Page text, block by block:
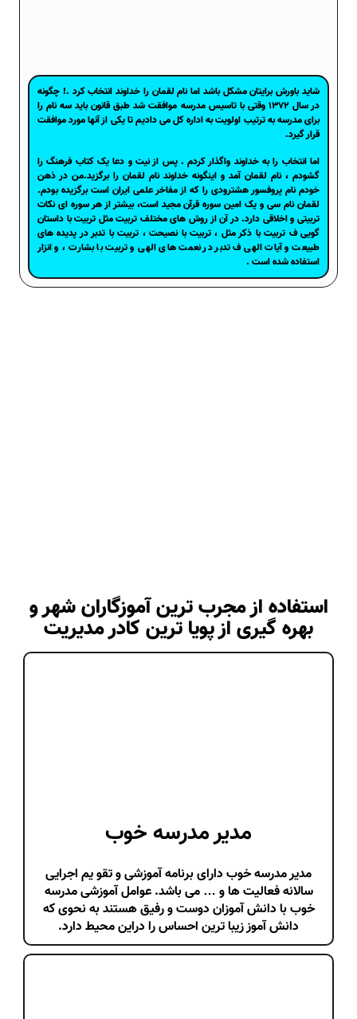
شاید باورش برایتان مشکل باشد اما نام لقمان را خداوند انتخاب کرد .! چگونه
در سال 1372 وقتی با تاسیس مدرسه موافقت شد طبق قانون باید سه نام را
برای مدرسه به ترتیب اولویت به اداره کل می دادیم تا یکی از آنها مورد موافقت
قرار گیرد.
اما انتخاب را به خداوند واگذار کردم . پس از نیت و دعا یک کتاب فرهنگ را
گشودم ، نام لقمان آمد و اینگونه خداوند نام لقمان را برگزید.من در ذهن
خودم نام پروفسور هشترودی را که از مفاخر علمی ایران است برگزیده بودم.
لقمان نام سی و یک امین سوره قرآن مجید است، بیشتر از هر سوره ای نکات
تربیتی و اخلاقی دارد. در آن از روش های مختلف تربیت مثل تربیت با داستان
گویی ف تربیت با ذکر مثل ، تربیت با نصیحت ، تربیت با تدبر در پدیده های
طبیعت و آیات الهی ف تدبر در نعمت های الهی و تربیت با بشارت ، و انزار
استفاده شده است .
استفاده از مجرب ترین آموزگاران شهر و
بهره گیری از پویا ترین کادر مدیریت
مدیر مدرسه خوب
مدیر مدرسه خوب دارای برنامه آموزشی و تقو یم اجرایی
سالانه فعالیت ها و … می باشد. عوامل آموزشی مدرسه
خوب با دانش آموزان دوست و رفیق هستند به نحوی که
دانش آموز زیبا ترین احساس را دراین محیط دارد.